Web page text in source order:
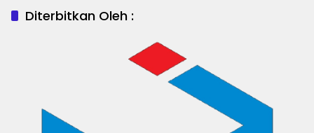
Diterbitkan Oleh :